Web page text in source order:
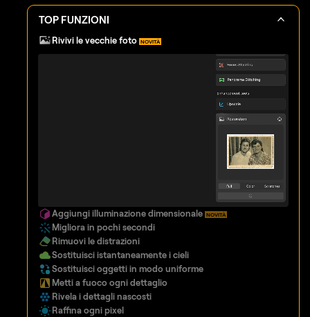
TOP FUNZIONI
Rivivi le vecchie foto NOVITÀ
Aggiungi illuminazione dimensionale NOVITÀ
Migliora in pochi secondi
Rimuovi le distrazioni
Sostituisci istantaneamente i cieli
Sostituisci oggetti in modo uniforme
Metti a fuoco ogni dettaglio
Rivela i dettagli nascosti
Raffina ogni pixel